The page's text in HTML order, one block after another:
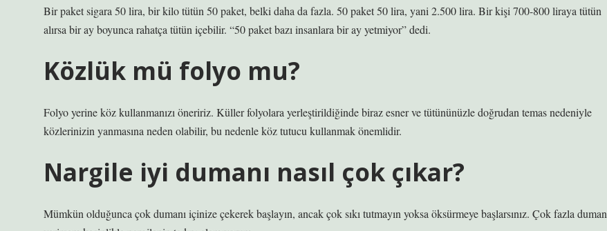
Bir paket sigara 50 lira, bir kilo tütün 50 paket, belki daha da fazla. 50 paket 50 lira, yani 2.500 lira. Bir kişi 700-800 liraya tütün
alırsa bir ay boyunca rahatça tütün içebilir. “50 paket bazı insanlara bir ay yetmiyor” dedi.
Közlük mü folyo mu?
Folyo yerine köz kullanmanızı öneririz. Küller folyolara yerleştirildiğinde biraz esner ve tütününüzle doğrudan temas nedeniyle
közlerinizin yanmasına neden olabilir, bu nedenle köz tutucu kullanmak önemlidir.
Nargile iyi dumanı nasıl çok çıkar?
Mümkün olduğunca çok dumanı içinize çekerek başlayın, ancak çok sıkı tutmayın yoksa öksürmeye başlarsınız. Çok fazla duman